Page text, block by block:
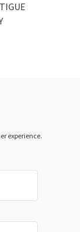
experience.